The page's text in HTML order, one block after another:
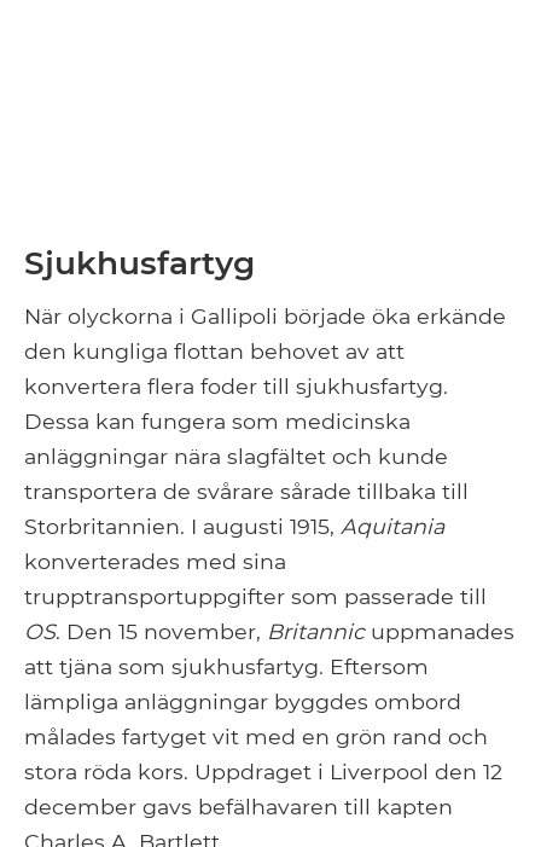
Sjukhusfartyg
När olyckorna i Gallipoli började öka erkände
den kungliga flottan behovet av att
konvertera flera foder till sjukhusfartyg.
Dessa kan fungera som medicinska
anläggningar nära slagfältet och kunde
transportera de svårare sårade tillbaka till
Storbritannien. I augusti 1915, Aquitania
konverterades med sina
trupptransportuppgifter som passerade till
OS. Den 15 november, Britannicuppmanades
att tjäna som sjukhusfartyg. Eftersom
lämpliga anläggningar byggdes ombord
målades fartyget vit med en grön rand och
stora röda kors. Uppdraget i Liverpool den 12
december gavs befälhavaren till kapten